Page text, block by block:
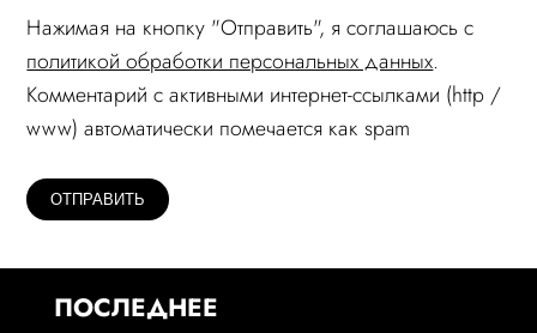
Нажимая на кнопку "Отправить", я соглашаюсь c
политикой обработки персональных данных.
Комментарий c активными интернет-ссылками (http /
www) автоматически помечается как spam
ПОСЛЕДНЕЕ